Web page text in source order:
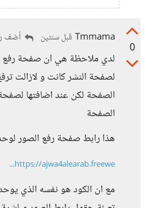
0
Tmmama قبل سنتين أضف
لدي ملاحظة هي ان صفحة رفع
لصفحة النشر كانت و لازالت
الصفحة لكن عند اضافتها
الصفحة
هذا رابط صفحة رفع الصور
https://ajwa4alearab.freewe...
مع ان الكود هو نفسه الذي